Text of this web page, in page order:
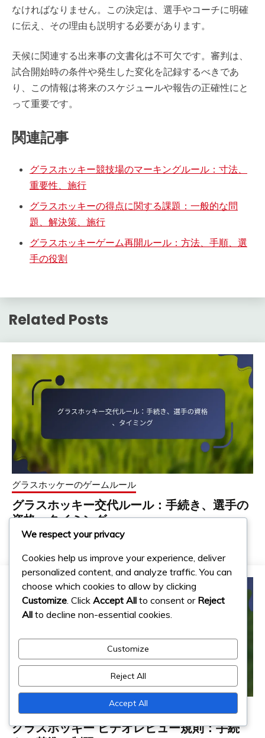
なければなりません。この決定は、選手やコーチに明確
に伝え、その理由も説明する必要があります。
天候に関連する出来事の文書化は不可欠です。審判は、
試合開始時の条件や発生した変化を記録するべきであ
り、この情報は将来のスケジュールや報告の正確性にと
って重要です。
関連記事
グラスホッキー競技場のマーキングルール：寸法、
重要性、施行
グラスホッキーの得点に関する課題：一般的な問
題、解決策、施行
グラスホッキーゲーム再開ルール：方法、手順、選
手の役割
Related Posts
グラスホッケーのゲームルール
グラスホッキー交代ルール：手続き、選手の
資格、タイミング
12/02/2026 エミリー・カーターソン
グラスホッケーのゲームルール
グラスホッキー ビデオレビュー規則：手続
We respect your privacy
Cookies help us improve your experience, deliver
personalized content, and analyze traffic. You can
choose which cookies to allow by clicking
Customize . Click Accept All to consent or Reject
All to decline non-essential cookies.
Customize
Reject All
Accept All